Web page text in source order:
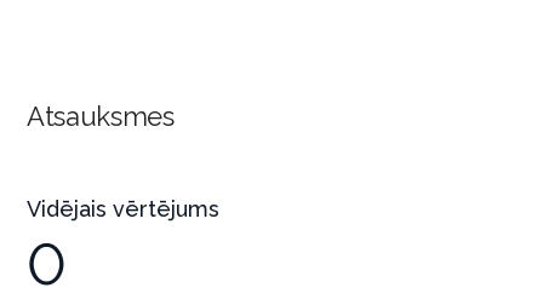
Atsauksmes
Vidējais vērtējums
0